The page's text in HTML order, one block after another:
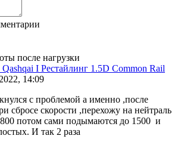
после нагрузки
Qashqai I Рестайлинг 1.5D Common Rail
, 14:09
с проблемой а именно ,после
сбросе скорости ,перехожу на нейтраль
потом сами подымаются до 1500 и
И так 2 раза